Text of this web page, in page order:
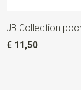
JB Collection
€ 11,50